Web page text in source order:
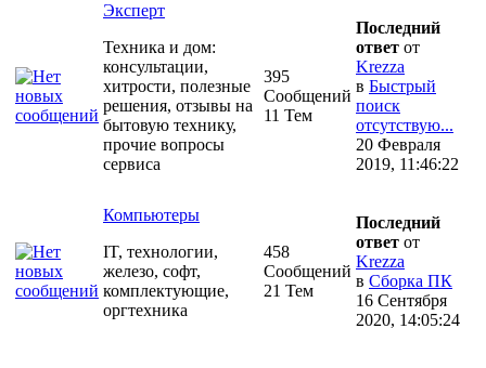
Эксперт
Техника и дом:
консультации,
хитрости, полезные
решения, отзывы на
бытовую технику,
прочие вопросы
сервиса
395
Сообщений
11 Тем
Последний
ответ от
Krezza
в Быстрый
поиск
отсутствую...
20 Февраля
2019, 11:46:22
Компьютеры
IT, технологии,
железо, софт,
комплектующие,
оргтехника
458
Сообщений
21 Тем
Последний
ответ от
Krezza
в Сборка ПК
16 Сентября
2020, 14:05:24